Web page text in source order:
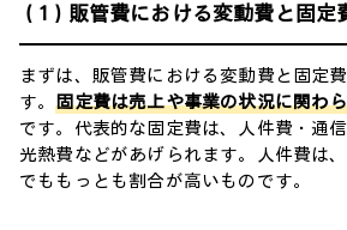
（1）販管費における変動費と固定
まずは、販管費における変動費と固定
す。固定費は売上や事業の状況に関わ
です。代表的な固定費は、人件費・通
光熱費などがあげられます。人件費は
でももっとも割合が高いものです。